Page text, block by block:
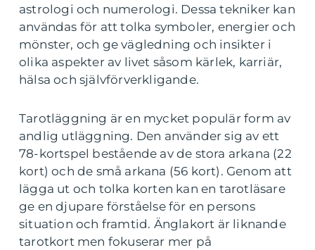
astrologi och numerologi. Dessa tekniker kan
användas för att tolka symboler, energier och
mönster, och ge vägledning och insikter i
olika aspekter av livet såsom kärlek, karriär,
hälsa och självförverkligande.
Tarotläggning är en mycket populär form av
andlig utläggning. Den använder sig av ett
78-kortspel bestående av de stora arkana (22
kort) och de små arkana (56 kort). Genom att
lägga ut och tolka korten kan en tarotläsare
ge en djupare förståelse för en persons
situation och framtid. Änglakort är liknande
tarotkort men fokuserar mer på